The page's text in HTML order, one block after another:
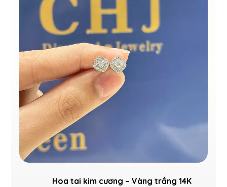
Hoa tai kim cương – Vàng trắng 14K